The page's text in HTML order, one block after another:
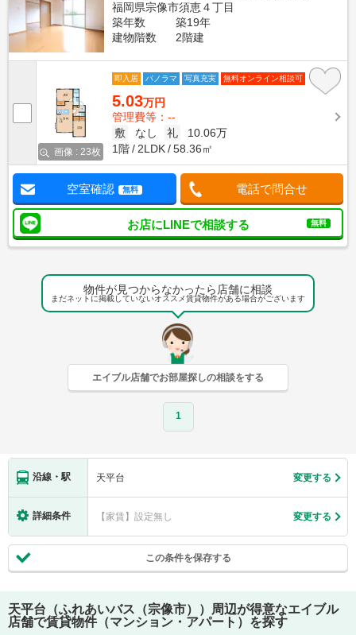
福岡県宗像市須恵４丁目
築年数
築19年
建物階数
2階建
画像 : 23枚
即入居 パノラマ 写真充実 無料オンライン相談可
5.03万円
管理費等：--
敷
なし 礼
10.06万
1階
2LDK 58.36㎡
空室確認 無料 電話で問合せ
お店にLINEで相談する 無料
物件が見つからなかったら店舗に相談
まだネットに掲載していないオススメ賃貸物件がある場合がございます
エイブル店舗でお部屋探しの相談をする
1
沿線・駅 天平台 変更する
詳細条件 【家賃】設定無し 変更する
この条件を保存する
天平台（ふれあいバス（宗像市））
周辺が得意なエイブル
店舗で賃貸物件（マンション・アパート）を探す